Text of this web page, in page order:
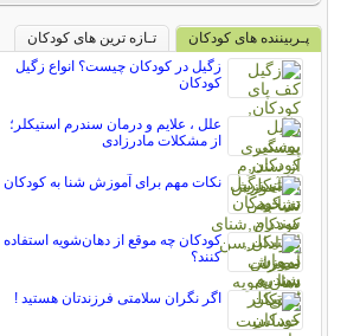
پـربیننده های کودکان
تـازه ترین های کودکان
زگیل در کودکان چیست؟ انواع زگیل
کودکان
علل ، علایم و درمان سندرم استیکلر؛
از مشکلات مادرزادی
نکات مهم برای آموزش شنا به کودکان
کودکان چه موقع از دهان‌شویه استفاده
کنند؟
اگر نگران سلامتی فرزندتان هستید !